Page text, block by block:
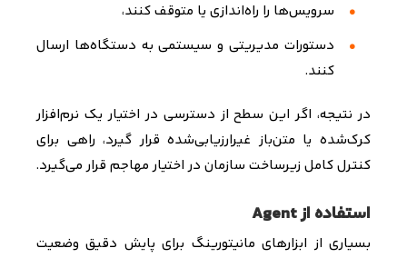
سرویس‌ها را راه‌اندازی یا متوقف کنند،
دستورات مدیریتی و سیستمی به دستگاه‌ها ارسال
کنند.
در نتیجه، اگر این سطح از دسترسی در اختیار یک نرم‌افزار
کرک‌شده یا متن‌باز غیرارزیابی‌شده قرار گیرد، راهی برای
کنترل کامل زیرساخت سازمان در اختیار مهاجم قرار می‌گیرد.
استفاده از Agent
بسیاری از ابزارهای مانیتورینگ برای پایش دقیق وضعیت